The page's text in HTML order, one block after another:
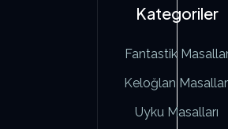
Kategoriler
Fantastik
Keloğlan
Uyku Masalları